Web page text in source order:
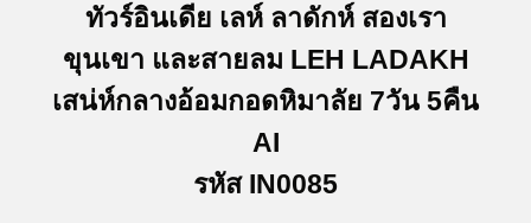
ทัวร์อินเดีย เลห์ ลาดักห์ สองเรา
ขุนเขา และสายลม LEH LADAKH
เสน่ห์กลางอ้อมกอดหิมาลัย 7วัน 5คืน
AI
รหัส IN0085